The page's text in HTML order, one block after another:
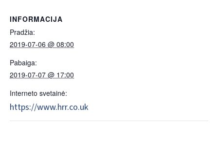
INFORMACIJA
Pradžia:
2019-07-06 @ 08:00
Pabaiga:
2019-07-07 @ 17:00
Interneto svetainė:
https://www.hrr.co.uk